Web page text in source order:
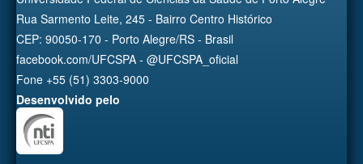
Rua Sarmento Leite, 245 - Bairro Centro Histórico
CEP: 90050-170 - Porto Alegre/RS - Brasil
facebook.com/UFCSPA - @UFCSPA_oficial
Fone +55 (51) 3303-9000
Desenvolvido pelo